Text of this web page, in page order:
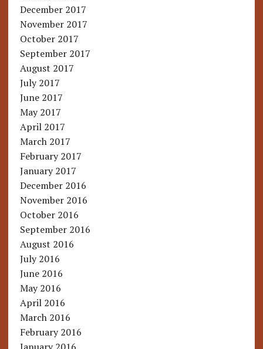
December 2017
November 2017
October 2017
September 2017
August 2017
July 2017
June 2017
May 2017
April 2017
March 2017
February 2017
January 2017
December 2016
November 2016
October 2016
September 2016
August 2016
July 2016
June 2016
May 2016
April 2016
March 2016
February 2016